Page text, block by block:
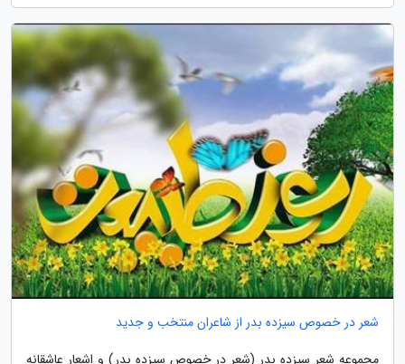
شعر در خصوص سیزده بدر از شاعران منتخب و جدید
مجموعه شعر سیزده بدر (شعر در خصوص سیزده بدر) و اشعار عاشقانه